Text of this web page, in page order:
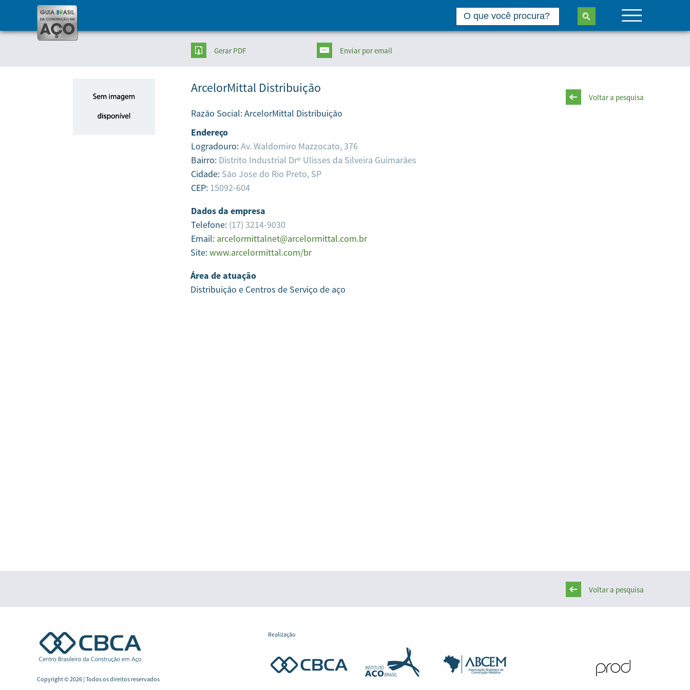
Gerar PDF Enviarpor email
Voltar a pesquisa
ArcelorMittal Distribuição
Razão Social:ArcelorMittal Distribuição
Endereço
Logradouro:Av. Waldomiro Mazzocato, 376
Bairro: Distrito Industrial Drº Ulisses da Silveira Guimarães
Cidade: São Jose do Rio Preto, SP
CEP: 15092-604
Dados da empresa
Telefone: (17) 3214-9030
Email: arcelormittalnet@arcelormittal.com.br
Site:www.arcelormittal.com/br
Área de atuação
Distribuição e Centros de Serviço de aço
Voltar a pesquisa
Copyright © 2026 | Todos os direitos reservados
Realização